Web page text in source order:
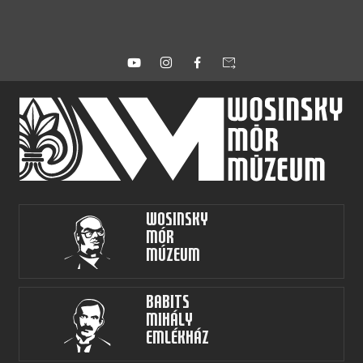
forward_to_inbox
Wosinsky
Mór
Múzeum
Babits
Mihály
Emlékház